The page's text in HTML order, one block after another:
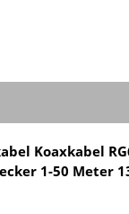
Koaxkabel
1-50 Meter